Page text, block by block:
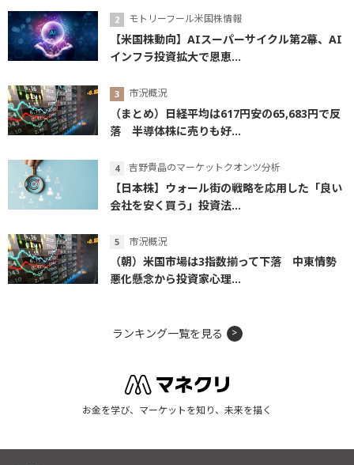
モトリーフール米国株情報
【米国株動向】AIスーパーサイクル第2幕、AI
インフラ投資拡大で恩恵...
市況概況
（まとめ）日経平均は617円安の65,683円で反
落 半導体株に売りも好...
吉野貴晶のマーケットクオンツ分析
【日本株】ウォール街の戦略を応用した「良い
会社を安く買う」投資法...
市況概況
（朝）米国市場は3指数揃って下落 中東情勢
悪化懸念から投資家心理...
ランキング一覧を見る
お金を学び、マーケットを知り、未来を描く